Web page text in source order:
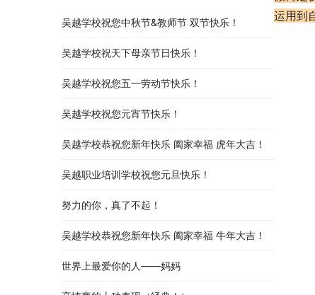
运用到
吴越学校祝您中秋节&教师节 双节快乐！
吴越学校祝天下母亲节日快乐！
吴越学校祝您五一劳动节快乐！
吴越学校祝您元宵节快乐！
吴越学校恭祝您新年快乐 阖家幸福 虎年大吉！
吴越职业培训学校祝您元旦快乐！
努力的你，真了不起！
吴越学校恭祝您新年快乐 阖家幸福 牛年大吉！
世界上最爱你的人——妈妈